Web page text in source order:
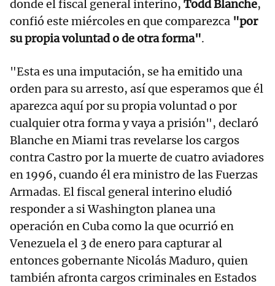
donde el fiscal general interino, Todd Blanche,
confió este miércoles en que comparezca "por
su propia voluntad o de otra forma".
"Esta es una imputación, se ha emitido una
orden para su arresto, así que esperamos que él
aparezca aquí por su propia voluntad o por
cualquier otra forma y vaya a prisión", declaró
Blanche en Miami tras revelarse los cargos
contra Castro por la muerte de cuatro aviadores
en 1996, cuando él era ministro de las Fuerzas
Armadas. El fiscal general interino eludió
responder a si Washington planea una
operación en Cuba como la que ocurrió en
Venezuela el 3 de enero para capturar al
entonces gobernante Nicolás Maduro, quien
también afronta cargos criminales en Estados